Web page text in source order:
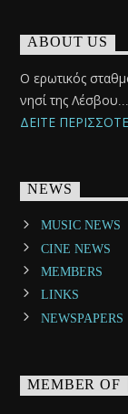
ABOUT US
Ο ερωτικός
νησί της
ΔΕΙΤΕ
NEWS
MUSIC NEWS
CINE NEWS
MEMBERS
LINKS
NEWSPAPERS
MEMBER OF